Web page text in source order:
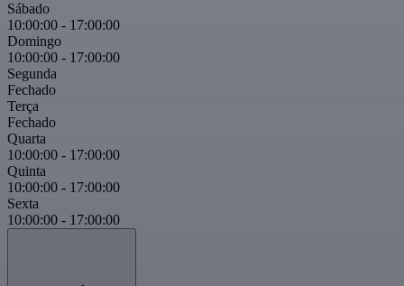
Sábado
10:00:00 - 17:00:00
Domingo
10:00:00 - 17:00:00
Segunda
Fechado
Terça
Fechado
Quarta
10:00:00 - 17:00:00
Quinta
10:00:00 - 17:00:00
Sexta
10:00:00 - 17:00:00